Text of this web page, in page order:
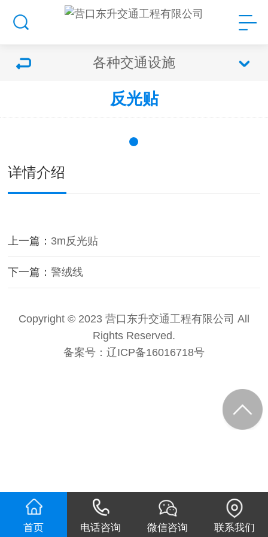
各种交通设施
反光贴
详情介绍
上一篇： 3m反光贴
下一篇：警绒线
Copyright © 2023 营口东升交通工程有限公司 All
Rights Reserved.
备案号： 辽ICP备16016718号
首页 电话咨询 微信咨询 联系我们